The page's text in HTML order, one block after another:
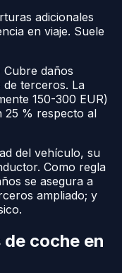
adicionales
en viaje. Suele
Cubre daños
de terceros. La
150-300 EUR)
25 % respecto al
del vehículo, su
Como regla
se asegura a
ampliado; y
coche en